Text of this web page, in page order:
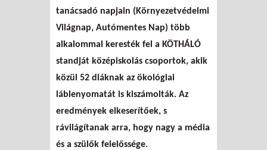
tanácsadó napjain (Környezetvédelmi
Világnap, Autómentes Nap) több
alkalommal keresték fel a KÖTHÁLÓ
standját középiskolás csoportok, akik
közül 52 diáknak az ökológiai
láblenyomatát is kiszámolták. Az
eredmények elkeserítőek, s
rávilágítanak arra, hogy nagy a média
és a szülők felelőssége.